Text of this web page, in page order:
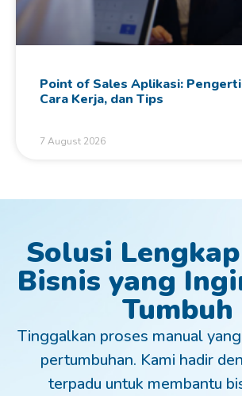
Point of Sales Aplikasi:
Cara Kerja, dan Tips
7 August 2026
Solusi
Bisnis yang
Tumbuh
Tinggalkan proses manual
pertumbuhan. Kami hadir
terpadu untuk membantu